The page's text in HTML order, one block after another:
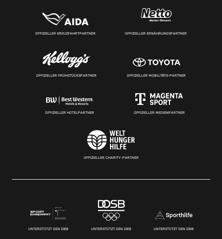
OFFIZIELLER KREUZFAHRTPARTNER OFFIZIELLER ERNÄHRUNGSPARTNER
OFFIZIELLER FRÜHSTÜCKSPARTNER OFFIZIELLER MOBILITÄTS-PARTNER
OFFIZIELLER HOTELPARTNER OFFIZIELLER MEDIENPARTNER
OFFIZIELLER CHARITY-PARTNER
UNTERSTÜTZT DEN DBB UNTERSTÜTZT DEN DBB UNTERSTÜTZT DEN DBB